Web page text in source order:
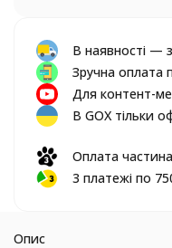
В наявності —
Зручна оплата
Для контент-
В GOX тільки
Оплата
3 платежі по
Опис